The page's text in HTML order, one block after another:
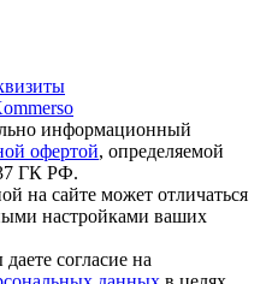
информационный
офертой, определяемой
ГК РФ.
на сайте может отличаться
настройками ваших
согласие на